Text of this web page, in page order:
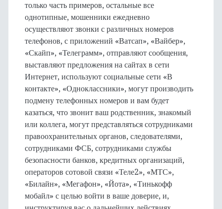
только часть примеров, остальные все
однотипные, мошенники ежедневно
осуществляют звонки с различных номеров
телефонов, с приложений «Ватсап», «Вайбер»,
«Скайп», «Телеграмм», отправляют сообщения,
выставляют предложения на сайтах в сети
Интернет, используют социальные сети «В
контакте», «Одноклассники», могут производить
подмену телефонных номеров и вам будет
казаться, что звонит ваш родственник, знакомый
или коллега, могут представляться сотрудниками
правоохранительных органов, следователями,
сотрудниками ФСБ, сотрудниками службы
безопасности банков, кредитных организаций,
операторов сотовой связи «Теле2», «МТС»,
«Билайн», «Мегафон», «Йота», «Тинькофф
мобайл» с целью войти в ваше доверие, и,